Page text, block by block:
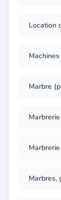
Location
Marbre
Marbrerie
Marbres,